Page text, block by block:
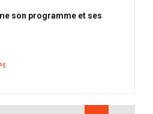
son programme et ses